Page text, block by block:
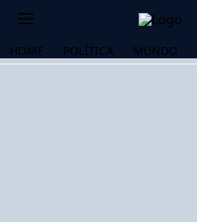
HOME POLÍTICA MUNDO